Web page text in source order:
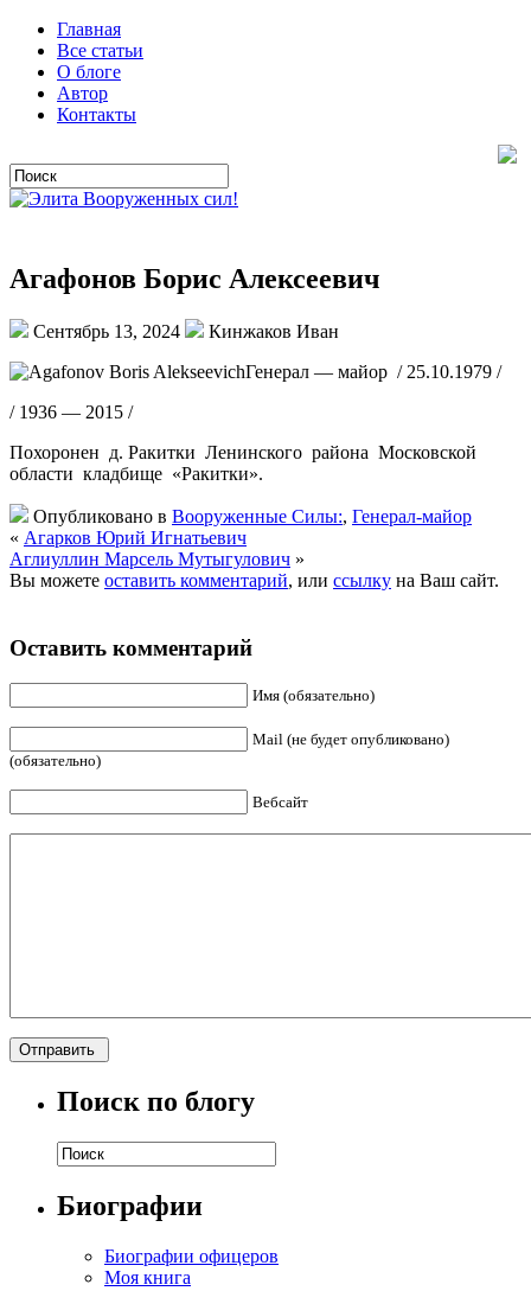
Главная
Все статьи
О блоге
Автор
Контакты
Агафонов Борис Алексеевич
Сентябрь 13, 2024
Кинжаков Иван
Генерал — майор / 25.10.1979 /
/ 1936 — 2015 /
Похоронен д. Ракитки Ленинского района Московской
области кладбище «Ракитки».
Опубликовано в Вооруженные Силы:, Генерал-майор
« Агарков Юрий Игнатьевич
Аглиуллин Марсель Мутыгулович »
Вы можете оставить комментарий, или ссылку на Ваш сайт.
Оставить комментарий
Имя (обязательно)
Mail (не будет опубликовано)
(обязательно)
Вебсайт
Поиск по блогу
Биографии
Биографии офицеров
Моя книга